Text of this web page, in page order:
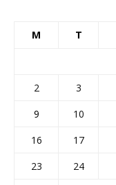
M T
2
3
9
10
16
17
23
24